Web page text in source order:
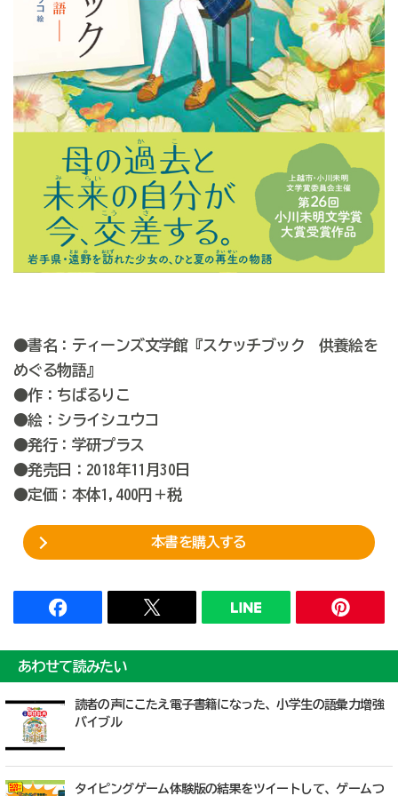
●書名：ティーンズ文学館『スケッチブック 供養絵を
めぐる物語』
●作：ちばるりこ
●絵：シライシユウコ
●発行：学研プラス
●発売日：2018年11月30日
●定価：本体1,400円＋税
本書を購入する
あわせて読みたい
読者の声にこたえ電子書籍になった、小学生の語彙力増強
バイブル
タイピングゲーム体験版の結果をツイートして、ゲームつ